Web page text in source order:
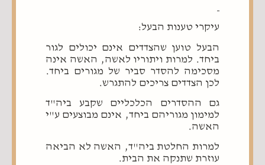
עיקרי טענות הבעל:
הבעל טוען שהצדדים אינם יכולים לגור
ביחד. למרות ויתוריו לאשה, האשה אינה
מסכימה להסדר סביר של מגורים ביחד.
לכן הצדדים צריכים להתגרש.
גם ההסדרים הכלכליים שקבע ביה"ד
למימון מגוריהם ביחד, אינם מבוצעים ע"י
האשה.
למרות החלטת ביה"ד, האשה לא הביאה
עוזרת שתנקה את הבית.